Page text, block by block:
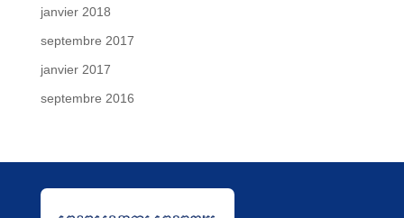
janvier 2018
septembre 2017
janvier 2017
septembre 2016